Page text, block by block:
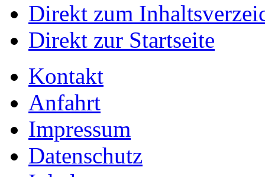
Direkt zum
Direkt zur Startseite
Kontakt
Anfahrt
Impressum
Datenschutz